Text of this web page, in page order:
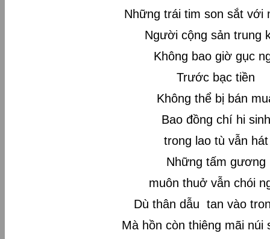
Những trái tim son sắt với
Người cộng sản trung
Không bao giờ gục
Trước bạc tiền
Không thể bị bán
Bao đồng chí hi sinh
trong lao tù vẫn hát
Những tấm gương
muôn thuở vẫn chói
Dù thân dẫu tan vào
Mà hồn còn thiêng mãi núi